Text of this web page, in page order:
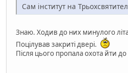
Сам інститут на
Знаю. Ходив до них минулого літа
Поцілував закриті двері.
Після цього пропала охота йти